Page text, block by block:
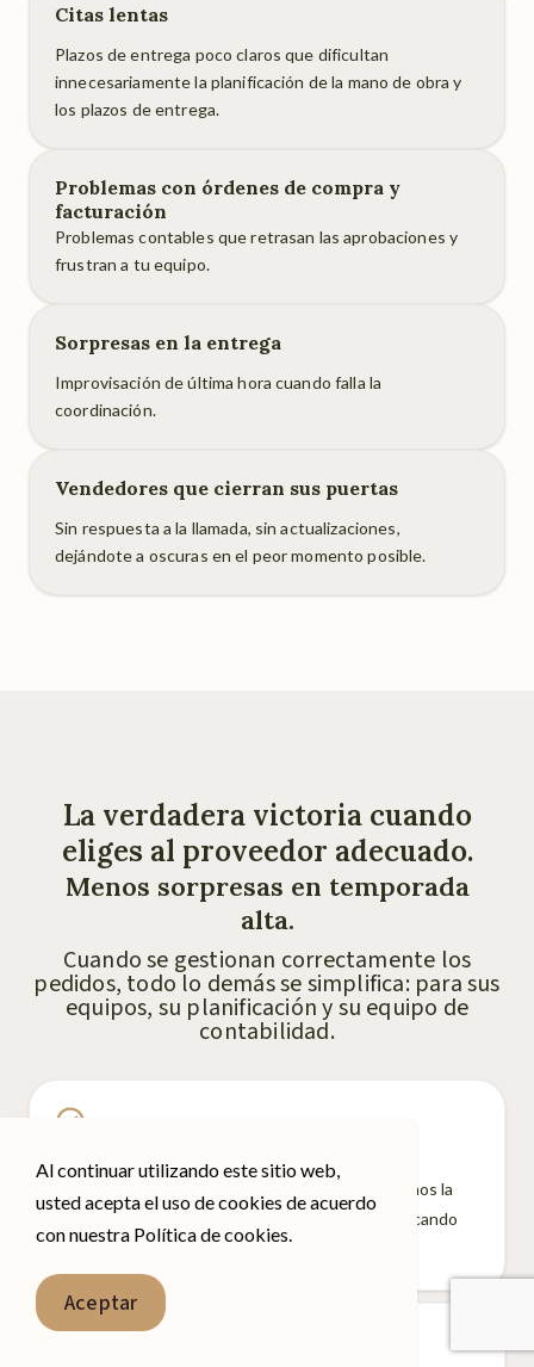
Citas lentas
Plazos de entrega poco claros que dificultan
innecesariamente la planificación de la mano de obra y
los plazos de entrega.
Problemas con órdenes de compra y
facturación
Problemas contables que retrasan las aprobaciones y
frustran a tu equipo.
Sorpresas en la entrega
Improvisación de última hora cuando falla la
coordinación.
Vendedores que cierran sus puertas
Sin respuesta a la llamada, sin actualizaciones,
dejándote a oscuras en el peor momento posible.
La verdadera victoria cuando
eliges al proveedor adecuado.
Menos sorpresas en temporada
alta.
Cuando se gestionan correctamente los
pedidos, todo lo demás se simplifica: para sus
equipos, su planificación y su equipo de
contabilidad.
Un único canal de comunicación claro. Gestionamos la
comunicación para que no tengas que andar buscando
respuestas.
Spanish
English
Al continuar utilizando este sitio web,
usted acepta el uso de cookies de acuerdo
con nuestra Política de cookies.
Aceptar